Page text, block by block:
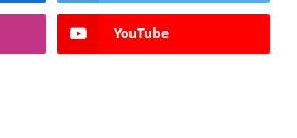
YouTube